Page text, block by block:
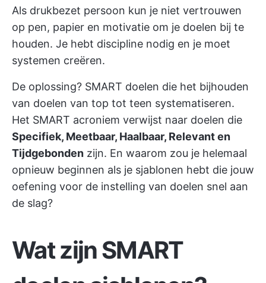
Als drukbezet persoon kun je niet vertrouwen
op pen, papier en motivatie om je doelen bij te
houden. Je hebt discipline nodig en je moet
systemen creëren.
De oplossing? SMART doelen die het bijhouden
van doelen van top tot teen systematiseren.
Het SMART acroniem verwijst naar doelen die
Specifiek, Meetbaar, Haalbaar, Relevant en
Tijdgebonden zijn. En waarom zou je helemaal
opnieuw beginnen als je sjablonen hebt die jouw
oefening voor de instelling van doelen snel aan
de slag?
Wat zijn SMART